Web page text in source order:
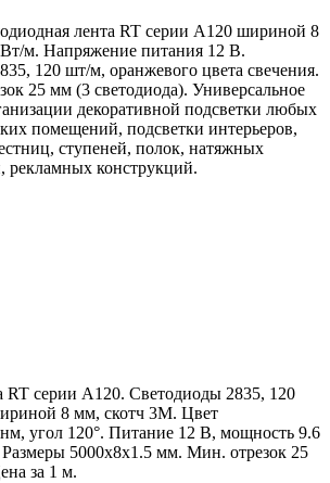
лента RT серии A120 шириной 8
м. Напряжение питания 12 В.
120 шт/м, оранжевого цвета свечения.
25 мм (3 светодиода). Универсальное
декоративной подсветки любых
помещений, подсветки интерьеров,
ступеней, полок, натяжных
рекламных конструкций.
RT серии A120. Светодиоды 2835, 120
8 мм, скотч 3M. Цвет
угол 120°. Питание 12 В, мощность 9.6
5000x8x1.5 мм. Мин. отрезок 25
за 1 м.